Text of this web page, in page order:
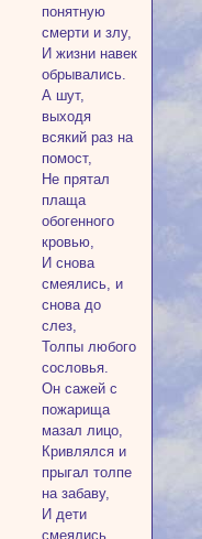
понятную
смерти и злу,
И жизни навек
обрывались.
А шут,
выходя
всякий раз на
помост,
Не прятал
плаща
обогенного
кровью,
И снова
смеялись, и
снова до
слез,
Толпы любого
сословья.
Он сажей с
пожарища
мазал лицо,
Кривлялся и
прыгал толпе
на забаву,
И дети
смеялись